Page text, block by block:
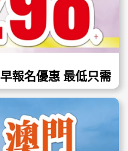
報名優惠 最低只需